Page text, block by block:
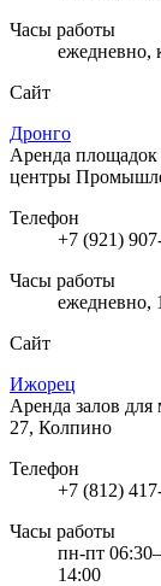
Часы работы
ежедневно,
Сайт
Дронго
Аренда площадок
центры
Телефон
+7 (921)
Часы работы
ежедневно,
Сайт
Ижорец
Аренда залов для
27, Колпино
Телефон
+7 (812)
Часы работы
пн-пт
14:00